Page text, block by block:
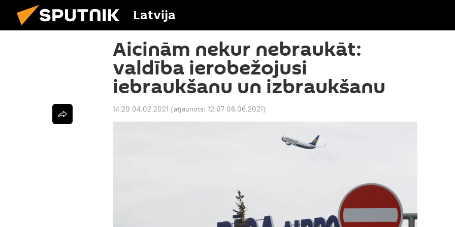
Latvija
Aicinām nekur nebraukāt:
valdība ierobežojusi
iebraukšanu un izbraukšanu
14:20 04.02.2021 (atjaunots: 12:07 06.06.2021)